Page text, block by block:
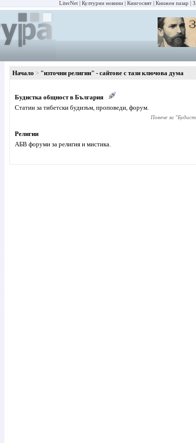
LiterNet Културни новини Книгосвят Книжен пазар
Начало "източни религии" - сайтове с тази ключова дума
Будистка общност в България
Статии за тибетски будизъм, проповеди, форум.
Повече за "
Религии
АБВ форуми за религия и мистика.